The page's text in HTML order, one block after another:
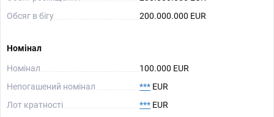
Обсяг в бігу
200.000.000 EUR
Номінал
Номінал
100.000 EUR
Непогашений номінал
*** EUR
Лот кратності
*** EUR